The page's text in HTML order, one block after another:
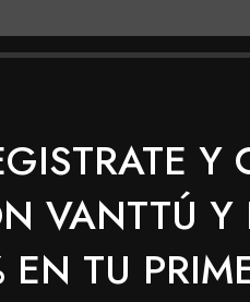
Y
VANTTÚ Y
EN TU
poroso.